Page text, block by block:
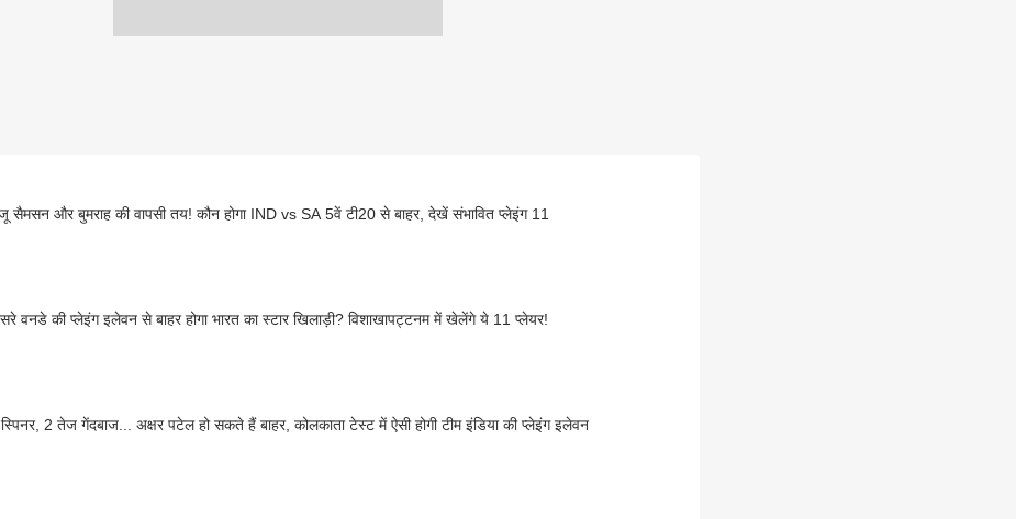
सैमसन और बुमराह की वापसी तय! कौन होगा IND vs SA 5वें टी20 से बाहर, देखें संभावित प्लेइंग 11
वनडे की प्लेइंग इलेवन से बाहर होगा भारत का स्टार खिलाड़ी? विशाखापट्टनम में खेलेंगे ये 11 प्लेयर!
2 तेज गेंदबाज... अक्षर पटेल हो सकते हैं बाहर, कोलकाता टेस्ट में ऐसी होगी टीम इंडिया की प्लेइंग इलेवन